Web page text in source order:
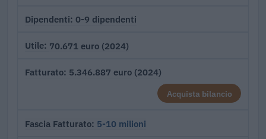
Dipendenti 0-9 dipendenti
Utile 70.671 euro (2024)
Fatturato 5.346.887 euro (2024)
Acquista bilancio
Fascia Fatturato 5-10 milioni